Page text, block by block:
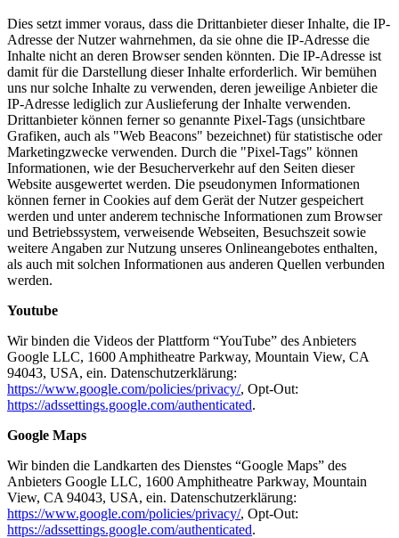
Dies setzt immer voraus, dass die Drittanbieter dieser Inhalte, die IP-
Adresse der Nutzer wahrnehmen, da sie ohne die IP-Adresse die
Inhalte nicht an deren Browser senden könnten. Die IP-Adresse ist
damit für die Darstellung dieser Inhalte erforderlich. Wir bemühen
uns nur solche Inhalte zu verwenden, deren jeweilige Anbieter die
IP-Adresse lediglich zur Auslieferung der Inhalte verwenden.
Drittanbieter können ferner so genannte Pixel-Tags (unsichtbare
Grafiken, auch als "Web Beacons" bezeichnet) für statistische oder
Marketingzwecke verwenden. Durch die "Pixel-Tags" können
Informationen, wie der Besucherverkehr auf den Seiten dieser
Website ausgewertet werden. Die pseudonymen Informationen
können ferner in Cookies auf dem Gerät der Nutzer gespeichert
werden und unter anderem technische Informationen zum Browser
und Betriebssystem, verweisende Webseiten, Besuchszeit sowie
weitere Angaben zur Nutzung unseres Onlineangebotes enthalten,
als auch mit solchen Informationen aus anderen Quellen verbunden
werden.
Youtube
Wir binden die Videos der Plattform “YouTube” des Anbieters
Google LLC, 1600 Amphitheatre Parkway, Mountain View, CA
94043, USA, ein. Datenschutzerklärung:
https://www.google.com/policies/privacy/, Opt-Out:
https://adssettings.google.com/authenticated.
Google Maps
Wir binden die Landkarten des Dienstes “Google Maps” des
Anbieters Google LLC, 1600 Amphitheatre Parkway, Mountain
View, CA 94043, USA, ein. Datenschutzerklärung:
https://www.google.com/policies/privacy/, Opt-Out:
https://adssettings.google.com/authenticated.